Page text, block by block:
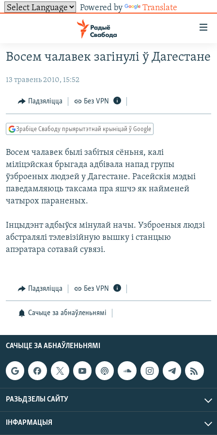
Powered by Translate
ўнівэрсальнага
доступу
да
зьместу
Перайсьці
да
навігацыі
Перайсьці
да
пошуку
УСЕ НАВІНЫ
ВІДЭА І ФОТА
ПАЛІТЫКА
ЭКАНОМІКА
ВАЙНА
БЕЛАРУСЫ НА ВАЙНЕ
ПАЛІТВЯЗЬНІ
КУЛЬТУРА
КАЛЯНДАР
ТОЛЬКІ НА СВАБОДЗЕ
ТЭСТЫ
ГІСТОРЫЯ НА СВАБОДЗЕ
ПАДКАСТЫ
КНІГІ
АЎДЫЁКНІГІ
PREMIUM
МОВА
НА ХВАЛЯХ СВАБОДЫ
СУВЯЗЬ
ПАДЗЯЛІЦЦА ІНФАРМАЦЫЯЙ
ПАДПІСАЦЦА
RSS
ПАДКАСТЫ
FACEBOOK
TWITTER
Усе сайты РС/РСЭ
Восем чалавек загінулі ў Дагестане
13 травень 2010, 15:52
Падзяліцца Без VPN
Зрабіце Свабоду прыярытэтнай крыніцай ў Google
Восем чалавек былі забітыя сёньня, калі
міліцэйская брыгада адбівала напад групы
ўзброеных людзей у Дагестане. Расейскія мэдыі
паведамляюць таксама пра яшчэ як найменей
чатырох параненых.
Інцыдэнт адбыўся мінулай начы. Узброеныя людзі
абстралялі тэлевізійную вышку і станцыю
апэратара сотавай сувязі.
Падзяліцца Без VPN
Сачыце за абнаўленьнямі
САЧЫЦЕ ЗА АБНАЎЛЕНЬНЯМІ
РАЗЬДЗЕЛЫ САЙТУ
ІНФАРМАЦЫЯ